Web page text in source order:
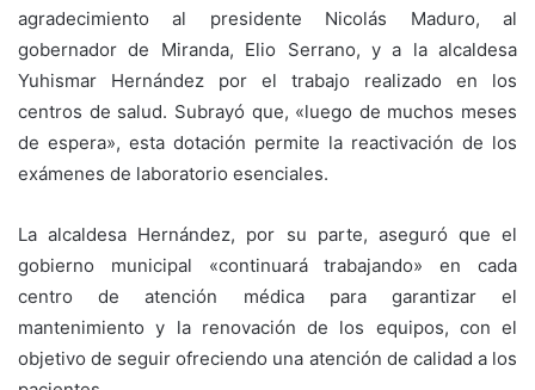
agradecimiento al presidente Nicolás Maduro, al
gobernador de Miranda, Elio Serrano, y a la alcaldesa
Yuhismar Hernández por el trabajo realizado en los
centros de salud. Subrayó que, «luego de muchos meses
de espera», esta dotación permite la reactivación de los
exámenes de laboratorio esenciales.
La alcaldesa Hernández, por su parte, aseguró que el
gobierno municipal «continuará trabajando» en cada
centro de atención médica para garantizar el
mantenimiento y la renovación de los equipos, con el
objetivo de seguir ofreciendo una atención de calidad a los